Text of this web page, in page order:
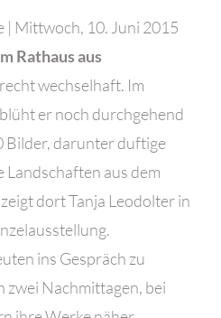
Mittwoch, 10. Juni 2015
Rathaus aus
wechselhaft. Im
er noch durchgehend
Bilder, darunter duftige
aus dem
dort Tanja Leodolter in
ins Gespräch zu
zwei Nachmittagen, bei